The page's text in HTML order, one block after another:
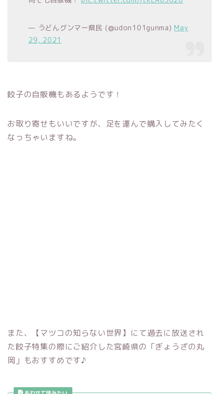
— うどんグンマー県民 (@udon101gunma)May
29, 2021
餃子の自販機もあるようです！
お取り寄せもいいですが、足を運んで購入してみたく
なっちゃいますね。
また、【マツコの知らない世界】にて過去に放送され
た餃子特集の際にご紹介した宮崎県の「ぎょうざの丸
岡」もおすすめです♪